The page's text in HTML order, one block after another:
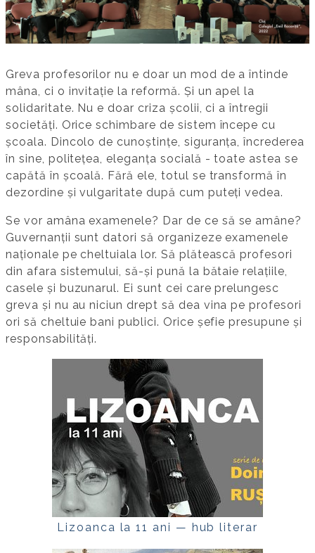
Greva profesorilor nu e doar un mod de a întinde
mâna, ci o invitație la reformă. Și un apel la
solidaritate. Nu e doar criza școlii, ci a întregii
societăți. Orice schimbare de sistem începe cu
școala. Dincolo de cunoștințe, siguranța, încrederea
în sine, politețea, eleganța socială - toate astea se
capătă în școală. Fără ele, totul se transformă în
dezordine și vulgaritate după cum puteți vedea.
Se vor amâna examenele? Dar de ce să se amâne?
Guvernanții sunt datori să organizeze examenele
naționale pe cheltuiala lor. Să plătească profesori
din afara sistemului, să-și pună la bătaie relațiile,
casele și buzunarul. Ei sunt cei care prelungesc
greva și nu au niciun drept să dea vina pe profesori
ori să cheltuie bani publici. Orice șefie presupune și
responsabilități.
Lizoanca la 11 ani — hub literar